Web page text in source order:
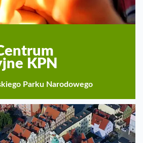
KPN
Parku Narodowego